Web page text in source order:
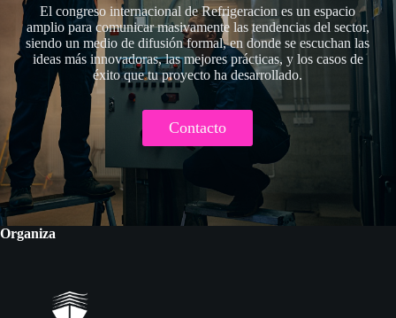
El congreso internacional de Refrigeracion es un espacio
amplio para comunicar masivamente las tendencias del sector,
siendo un medio de difusión formal, en donde se escuchan las
ideas más innovadoras, las mejores prácticas, y los casos de
éxito que tu proyecto ha desarrollado.
Contacto
Organiza